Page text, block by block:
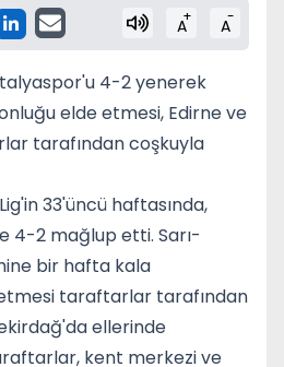
A+ A-
4-2 yenerek
elde etmesi, Edirne ve
tarafından coşkuyla
33'üncü haftasında,
4-2 mağlup etti. Sarı-
bir hafta kala
taraftarlar tarafından
ellerinde
kent merkezi ve